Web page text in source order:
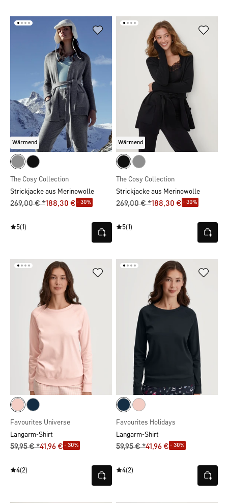
Wärmend
The Cosy Collection
Strickjacke aus Merinowolle
269,00 € *188,30 € - 30%
5(1)
Wärmend
The Cosy Collection
Strickjacke aus Merinowolle
269,00 € *188,30 € - 30%
5(1)
Favourites Universe
Langarm-Shirt
59,95 € *41,96 € - 30%
4(2)
Favourites Holidays
Langarm-Shirt
59,95 € *41,96 € - 30%
4(2)